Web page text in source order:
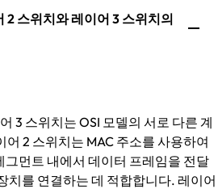
2 스위치와 레이어 3 스위치의
3 스위치는 OSI 모델의 서로 다른 계
2 스위치는 MAC 주소를 사용하여
그먼트 내에서 데이터 프레임을 전달
치를 연결하는 데 적합합니다. 레이어